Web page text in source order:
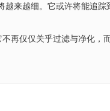
来越细。它或许将能追
再仅仅关乎过滤与净化，